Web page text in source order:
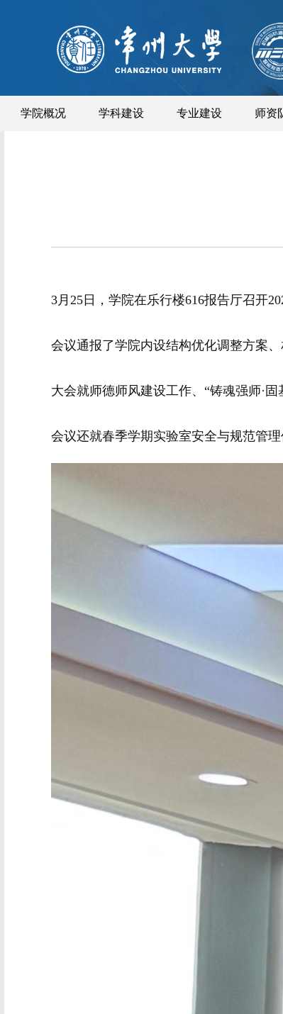
学院概况 学科建设 专业建设 师资
3月 25 日，学院在乐行楼616报告厅召开
会议通报了学院内设结构优化调整方案、
大会就师德师风建设工作、 “铸魂强师·
会议还就春季学期实验室安全与规范管